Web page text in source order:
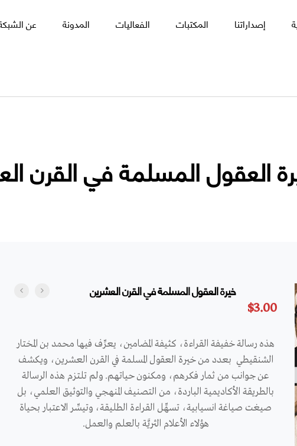
إصداراتنا المكتبات الفعاليات المدونة عن
العقول المسلمة في القرن
خيرة العقول المسلمة في القرن العشرين
$3.00
هذه رسالة خفيفة القراءة، كثيفة المضامين، يعرِّف فيها محمد بن المختار
الشنقيطي بعدد من خيرة العقول المسلمة في القرن العشرين، ويكشف
عن جوانب من ثمار فكرهم، ومكنون حياتهم. ولم تلتزم هذه الرسالة
بالطريقة الأكاديمية الباردة، من التصنيف المنهجي والتوثيق العلمي، بل
صيغت صياغة انسيابية، تسهِّل القراءة الطليقة، وتيسِّر الاعتبار بحياة
هؤلاء الأعلام الثريَّة بالعلم والعمل.